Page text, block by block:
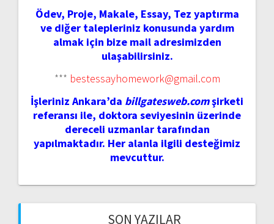
Ödev, Proje, Makale, Essay, Tez yaptırma
ve diğer talepleriniz konusunda yardım
almak için bize mail adresimizden
ulaşabilirsiniz.
*** bestessayhomework@gmail.com
İşleriniz Ankara’da billgatesweb.comşirketi
referansı ile, doktora seviyesinin üzerinde
dereceli uzmanlar tarafından
yapılmaktadır. Her alanla ilgili desteğimiz
mevcuttur.
SON YAZILAR